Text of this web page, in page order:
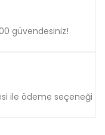
güvendesiniz!
ile ödeme seçeneği